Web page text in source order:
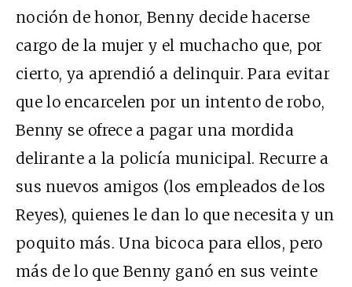
noción de honor, Benny decide hacerse
cargo de la mujer y el muchacho que, por
cierto, ya aprendió a delinquir. Para evitar
que lo encarcelen por un intento de robo,
Benny se ofrece a pagar una mordida
delirante a la policía municipal. Recurre a
sus nuevos amigos (los empleados de los
Reyes), quienes le dan lo que necesita y un
poquito más. Una bicoca para ellos, pero
más de lo que Benny ganó en sus veinte